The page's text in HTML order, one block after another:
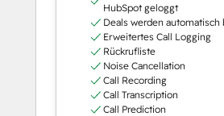
HubSpot geloggt
Deals werden automatisch
Erweitertes Call Logging
Rückrufliste
Noise Cancellation
Call Recording
Call Transcription
Call Prediction